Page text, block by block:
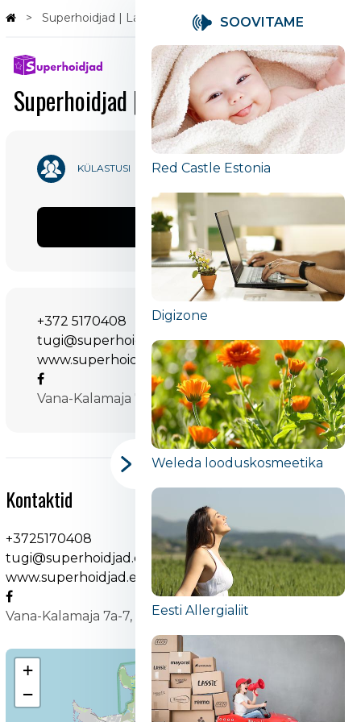
Superhoidjad | Lapsehoidjad
Superhoidjad | Lapsehoidjad
KÜLASTUSI 53 498
Jaga
+372 5170408
tugi@superhoidjad.ee
www.superhoidjad.ee
Vana-Kalamaja 7a-7, Tallinn
Kontaktid
+3725170408
tugi@superhoidjad.ee
www.superhoidjad.ee
Vana-Kalamaja 7a-7, Tallinn
+
−
SOOVITAME
Red Castle Estonia
Digizone
Weleda looduskosmeetika
Eesti Allergialiit